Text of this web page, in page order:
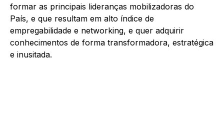
formar as principais lideranças mobilizadoras do
País, e que resultam em alto índice de
empregabilidade e networking, e quer adquirir
conhecimentos de forma transformadora, estratégica
e inusitada.